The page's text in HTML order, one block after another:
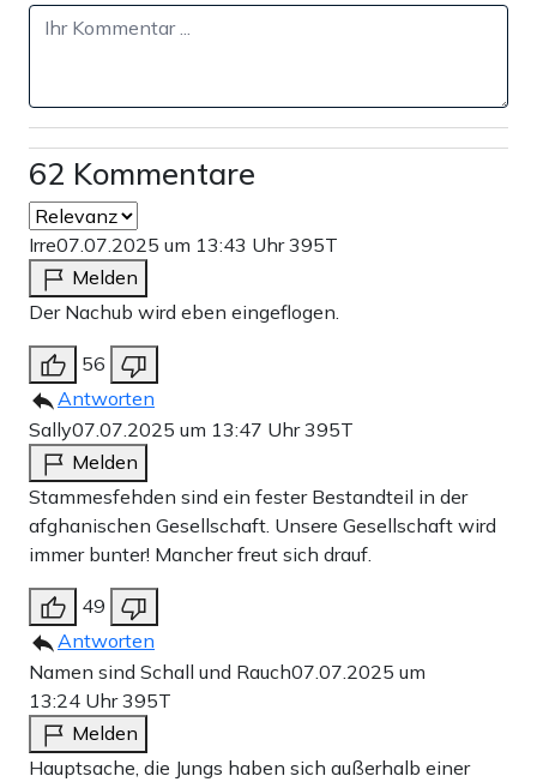
62 Kommentare
Irre07.07.2025 um 13:43 Uhr395T
Melden
Der Nachub wird eben eingeflogen.
56
Antworten
Sally07.07.2025 um 13:47 Uhr395T
Melden
Stammesfehden sind ein fester Bestandteil in der
afghanischen Gesellschaft. Unsere Gesellschaft wird
immer bunter! Mancher freut sich drauf.
49
Antworten
Namen sind Schall und Rauch07.07.2025 um
13:24 Uhr395T
Melden
Hauptsache, die Jungs haben sich außerhalb einer